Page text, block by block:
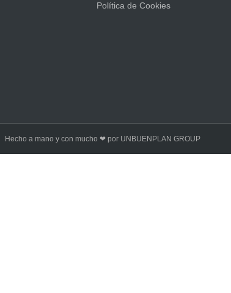
Política de Cookies
Hecho a mano y con mucho ❤ por UNBUENPLAN GROUP